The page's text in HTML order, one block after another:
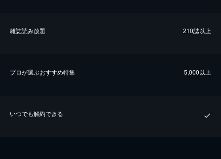
雑誌読み放題 210誌以上
プロが選ぶおすすめ特集 5,000以上
いつでも解約できる